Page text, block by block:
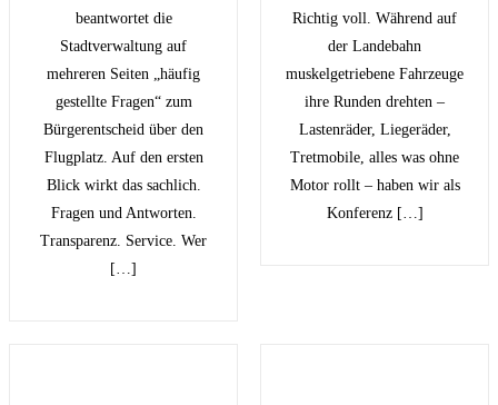
beantwortet die
Stadtverwaltung auf
mehreren Seiten „häufig
gestellte Fragen“ zum
Bürgerentscheid über den
Flugplatz. Auf den ersten
Blick wirkt das sachlich.
Fragen und Antworten.
Transparenz. Service. Wer
[…]
Richtig voll. Während auf
der Landebahn
muskelgetriebene Fahrzeuge
ihre Runden drehten –
Lastenräder, Liegeräder,
Tretmobile, alles was ohne
Motor rollt – haben wir als
Konferenz […]